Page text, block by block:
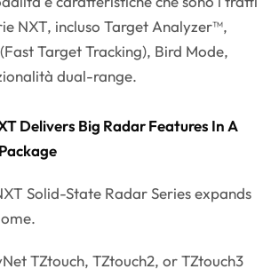
NXT, incluso Target Analyzer™,
Target Tracking), Bird Mode,
dual-range.
Delivers Big Radar Features In A
Solid-State Radar Series expands
TZtouch, TZtouch2, or TZtouch3